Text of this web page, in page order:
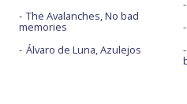
The Avalanches, No bad
memories
Álvaro de Luna, Azulejos